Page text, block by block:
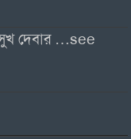
দেবার …see